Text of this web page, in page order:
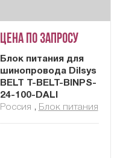
Цена по запросу
Блок питания для
шинопровода Dilsys
BELT T-BELT-BINPS-
24-100-DALI
Россия , Блок питания